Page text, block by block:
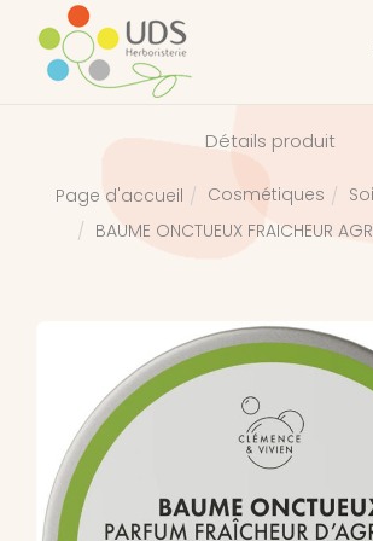
Détails produit
Page d'accueil Cosmétiques
BAUME ONCTUEUX FRAICHEUR